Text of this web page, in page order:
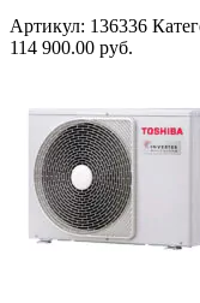
Артикул: 136336
114 900.00 руб.